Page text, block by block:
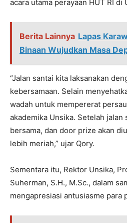
acara utama perayaan HUT RI di
Berita Lainnya Lapas
Binaan Wujudkan Masa
“Jalan santai kita laksanakan
kebersamaan. Selain
wadah untuk mempererat
akademika Unsika. Setelah jalan
bersama, dan door prize akan
lebih meriah,” ujar Qory.
Sementara itu, Rektor Unsika,
Suherman, S.H., M.Sc., dalam
mengapresiasi antusiasme para